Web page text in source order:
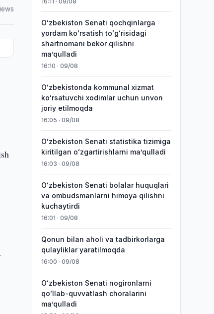
Oʻzbekiston Senati qochqinlarga
yordam koʻrsatish toʻgʻrisidagi
shartnomani bekor qilishni
maʼqulladi
16:10 · 09/08
Oʻzbekistonda kommunal xizmat
koʻrsatuvchi xodimlar uchun unvon
joriy etilmoqda
16:05 · 09/08
Oʻzbekiston Senati statistika tizimiga
kiritilgan oʻzgartirishlarni maʼqulladi
16:03 · 09/08
Oʻzbekiston Senati bolalar huquqlari
va ombudsmanlarni himoya qilishni
kuchaytirdi
16:01 · 09/08
Qonun bilan aholi va tadbirkorlarga
qulayliklar yaratilmoqda
16:00 · 09/08
Oʻzbekiston Senati nogironlarni
qoʻllab-quvvatlash choralarini
maʼqulladi